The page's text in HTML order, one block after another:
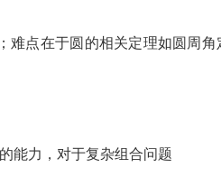
难点在于圆的相关定理如圆周角
能力，对于复杂组合问题